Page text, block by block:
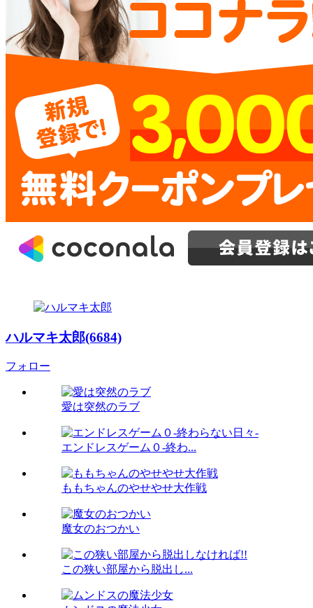
ハルマキ太郎(6684)
フォロー
愛は突然のラブ
エンドレスゲーム０-終わ...
ももちゃんのやせやせ大作戦
魔女のおつかい
この狭い部屋から脱出し...